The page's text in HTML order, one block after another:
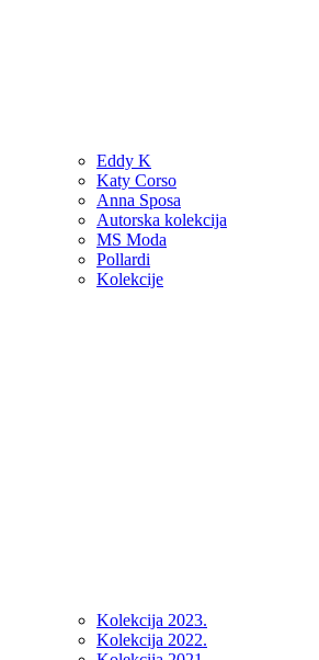
Eddy K
Katy Corso
Anna Sposa
Autorska kolekcija
MS Moda
Pollardi
Kolekcije
Kolekcija 2023.
Kolekcija 2022.